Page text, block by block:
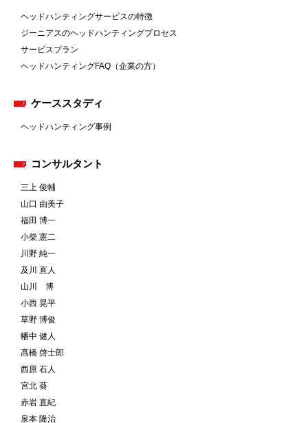
ヘッドハンティングサービスの特徴
ジーニアスのヘッドハンティングプロセス
サービスプラン
ヘッドハンティングFAQ（企業の方）
ケーススタディ
ヘッドハンティング事例
コンサルタント
三上 俊輔
山口 由美子
福田 博一
小柴 憲二
川野 純一
及川 直人
山川 博
小西 晃平
草野 博俊
幡中 健人
髙橋 啓士郎
西原 石人
宮北 葵
赤岩 直紀
泉本 隆治